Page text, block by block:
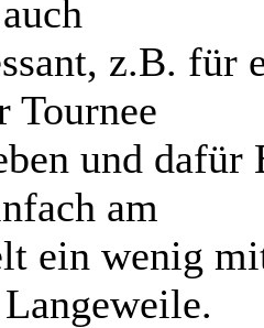
z.B. für
Tournee
und
am
ein wenig